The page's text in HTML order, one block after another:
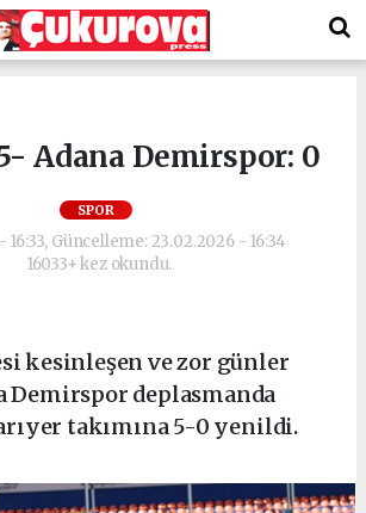
Adana Demirspor: 0
SPOR
16:33, Güncelleme: 23.02.2026 - 16:34
16033+ kez okundu.
kesinleşen ve zor günler
Demirspor deplasmanda
takımına 5-0 yenildi.